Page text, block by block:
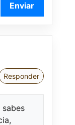
Enviar
Responder
sabes